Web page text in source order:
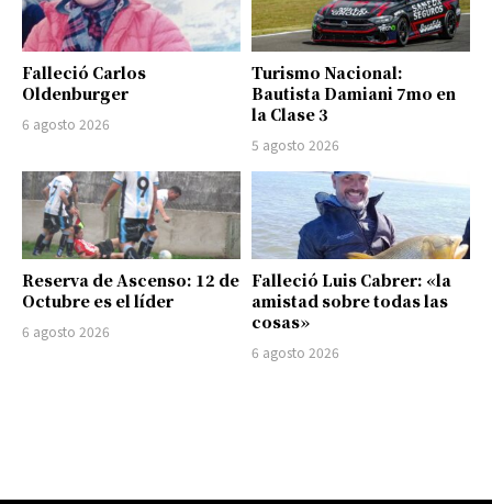
Falleció Carlos
Oldenburger
6 agosto 2026
Turismo Nacional:
Bautista Damiani 7mo en
la Clase 3
5 agosto 2026
Reserva de Ascenso: 12 de
Octubre es el líder
6 agosto 2026
Falleció Luis Cabrer: «la
amistad sobre todas las
cosas»
6 agosto 2026